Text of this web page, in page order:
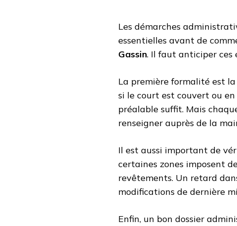
Les démarches
essentielles avant de
Gassin. Il faut anticiper
La première formalité est
si le court est couvert ou
préalable suffit. Mais
renseigner auprès de la
Il est aussi important de
certaines zones imposent
revêtements. Un retard
modifications de dernière
Enfin, un bon dossier